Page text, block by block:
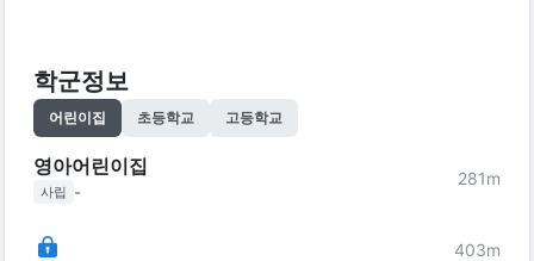
학군정보
어린이집 초등학교 고등학교
영아어린이집
사립 -
281m
403m